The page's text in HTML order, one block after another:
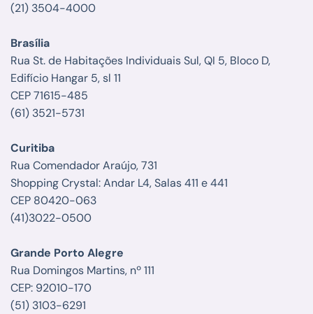
(21) 3504-4000
Brasília
Rua St. de Habitações Individuais Sul, QI 5, Bloco D,
Edifício Hangar 5, sl 11
CEP 71615-485
(61) 3521-5731
Curitiba
Rua Comendador Araújo, 731
Shopping Crystal: Andar L4, Salas 411 e 441
CEP 80420-063
(41)3022-0500
Grande Porto Alegre
Rua Domingos Martins, nº 111
CEP: 92010-170
(51) 3103-6291